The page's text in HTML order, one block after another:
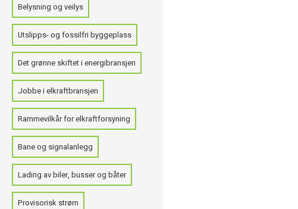
Belysning og veilys
Utslipps- og fossilfri byggeplass
Det grønne skiftet i energibransjen
Jobbe i elkraftbransjen
Rammevilkår for elkraftforsyning
Bane og signalanlegg
Lading av biler, busser og båter
Provisorisk strøm